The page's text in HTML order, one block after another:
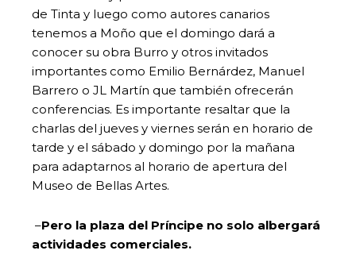
de Tinta y luego como autores canarios
tenemos a Moño que el domingo dará a
conocer su obra Burro y otros invitados
importantes como Emilio Bernárdez, Manuel
Barrero o JL Martín que también ofrecerán
conferencias. Es importante resaltar que la
charlas del jueves y viernes serán en horario de
tarde y el sábado y domingo por la mañana
para adaptarnos al horario de apertura del
Museo de Bellas Artes.
–Pero la plaza del Príncipe no solo albergará
actividades comerciales.